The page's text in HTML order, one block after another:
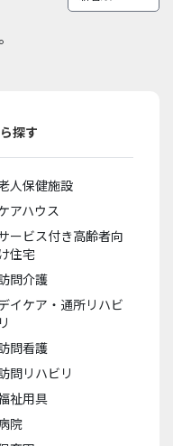
探す
人保健施設
アハウス
ービス付き高齢者向
け住宅
問介護
イケア・通所リハビ
リ
問看護
問リハビリ
祉用具
院